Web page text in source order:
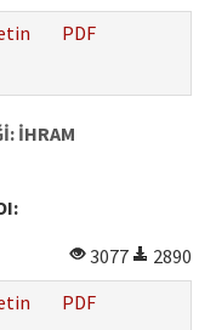
PDF
İHRAM
3077
2890
PDF